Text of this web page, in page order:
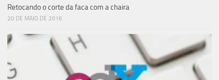
Retocando o corte da faca com a chaira
20 DE MAIO DE 2016